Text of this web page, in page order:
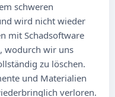
schweren
wird nicht wieder
mit Schadsoftware
wodurch wir uns
zu löschen.
und Materialien
verloren.